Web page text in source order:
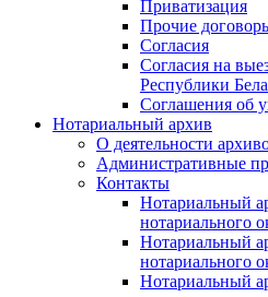
Приватизация
Прочие
Согласия
Согласия на
Республики
Соглашения об
Нотариальный архив
О деятельности
Административные
Контакты
Нотариальный
нотариального
Нотариальный
нотариального
Нотариальный